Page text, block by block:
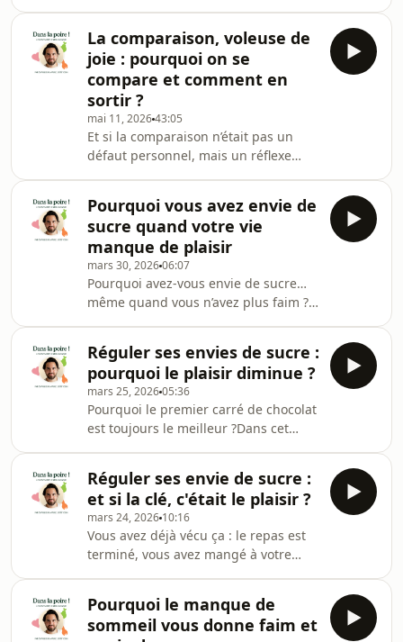
à la nourriture et
alimentaires au quotidien ? 🍽️Ps : je
vous ai mis vos 14 repas offerts ici !
(planning, liste de courses et plein de
trucs à télécharger
gratuitement!).Dans cet épisode, je
parle d’un sujet que beaucoup vivent
sans toujours réussir à mettre des
mots dessus : cette
La comparaison, voleuse de
joie : pourquoi on se
compare et comment en
sortir ?
mai 11, 202643:05
Et si la comparaison n’était pas un
défaut personnel, mais un réflexe
une phrase célèbre : “Comparison is
the thief of joy”, “la comparaison est
la voleuse de joie”.Pourquoi notre
cerveau se compare-t-il autant aux
autres ? Pourquoi une assiette, un
corps, une perte de poids, une photo
Instagram ou un simple “moi, le
sucre, j’ai
Pourquoi vous avez envie de
sucre quand votre vie
manque de plaisir
mars 30, 202606:07
Pourquoi avez-vous envie de sucre…
même quand vous n’avez plus faim ?
Mais dans cet épisode, je vous
propose un autre regard : et si vos
envies de sucre n’avaient rien à voir
avec votre alimentation ?3ème volet
de cet épisode complémentaire sur
les envies de sucre : qui arrive 4 jours
plus tard que prévu. Préféré
m'écouter, marcher,
Réguler ses envies de sucre :
pourquoi le plaisir diminue ?
mars 25, 202605:36
Pourquoi le premier carré de chocolat
est toujours le meilleur ?Dans cet
comment il influence vos envies de
sucre, vos portions… et votre capacité
à vous arrêter au juste moment pour
vous. Dans ce deuxième acte (plus
court), on entre dans un mécanisme
clé, souvent méconnu : le
rassasiement sensoriel
spécifique.Derrière ce term
Réguler ses envie de sucre :
et si la clé, c'était le plaisir ?
mars 24, 2026 10:16
Vous avez déjà vécu ça : le repas est
terminé, vous avez mangé à votre
biscuit, “juste un petit truc”. Et
souvent, ça ne s’arrête pas là.Lisez ma
Pourquoi le manque de
sommeil vous donne faim et